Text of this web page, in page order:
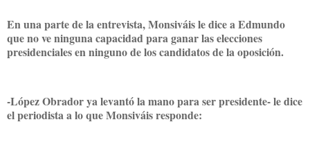
En una parte de la entrevista, Monsiváis le dice a Edmundo
que no ve ninguna capacidad para ganar las elecciones
presidenciales en ninguno de los candidatos de la oposición.
-López Obrador ya levantó la mano para ser presidente- le dice
el periodista a lo que Monsiváis responde: